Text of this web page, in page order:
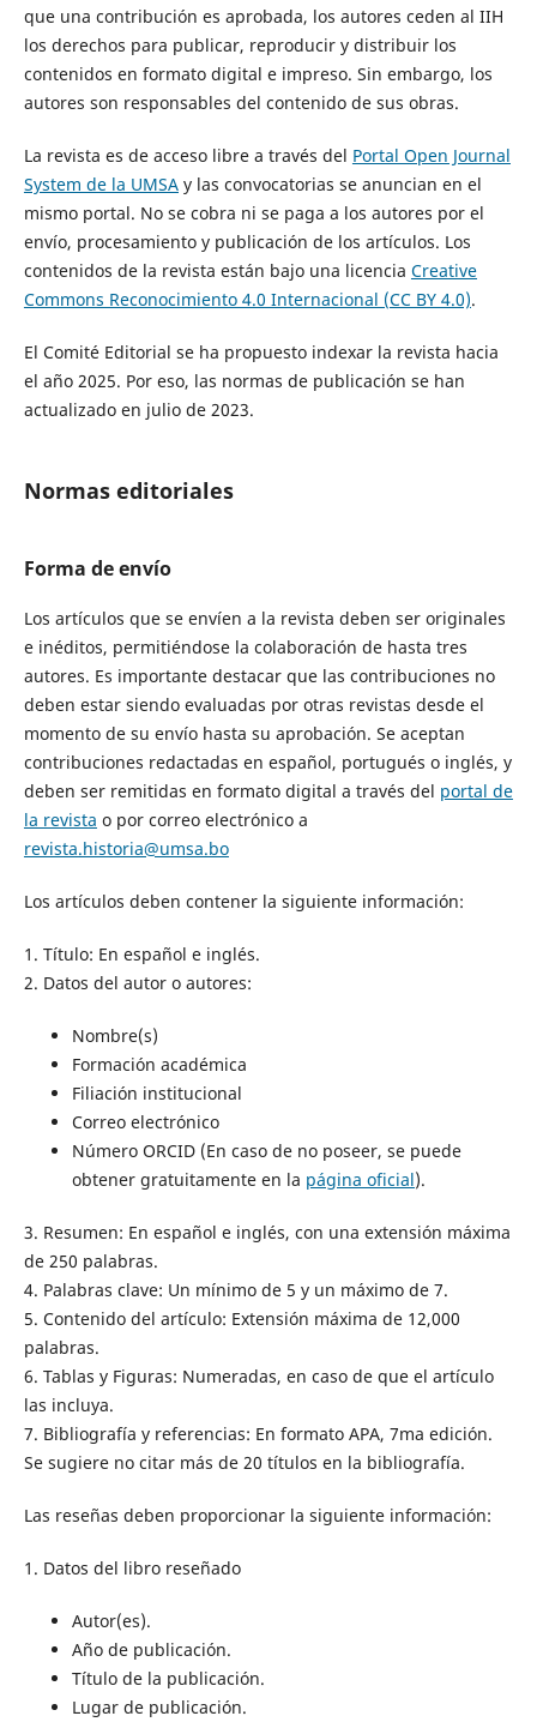
que una contribución es aprobada, los autores ceden al IIH
los derechos para publicar, reproducir y distribuir los
contenidos en formato digital e impreso. Sin embargo, los
autores son responsables del contenido de sus obras.
La revista es de acceso libre a través del Portal Open Journal
System de la UMSAy las convocatorias se anuncian en el
mismo portal. No se cobra ni se paga a los autores por el
envío, procesamiento y publicación de los artículos. Los
contenidos de la revista están bajo una licencia Creative
Commons Reconocimiento 4.0 Internacional (CC BY 4.0).
El Comité Editorial se ha propuesto indexar la revista hacia
el año 2025. Por eso, las normas de publicación se han
actualizado en julio de 2023.
Normas editoriales
Forma de envío
Los artículos que se envíen a la revista deben ser originales
e inéditos, permitiéndose la colaboración de hasta tres
autores. Es importante destacar que las contribuciones no
deben estar siendo evaluadas por otras revistas desde el
momento de su envío hasta su aprobación. Se aceptan
contribuciones redactadas en español, portugués o inglés, y
deben ser remitidas en formato digital a través del portal de
la revista o por correo electrónico a
revista.historia@umsa.bo
Los artículos deben contener la siguiente información:
1. Título: En español e inglés.
2. Datos del autor o autores:
Nombre(s)
Formación académica
Filiación institucional
Correo electrónico
Número ORCID (En caso de no poseer, se puede
obtener gratuitamente en la página oficial).
3. Resumen: En español e inglés, con una extensión máxima
de 250 palabras.
4. Palabras clave: Un mínimo de 5 y un máximo de 7.
5. Contenido del artículo: Extensión máxima de 12,000
palabras.
6. Tablas y Figuras: Numeradas, en caso de que el artículo
las incluya.
7. Bibliografía y referencias: En formato APA, 7ma edición.
Se sugiere no citar más de 20 títulos en la bibliografía.
Las reseñas deben proporcionar la siguiente información:
1. Datos del libro reseñado
Autor(es).
Año de publicación.
Título de la publicación.
Lugar de publicación.